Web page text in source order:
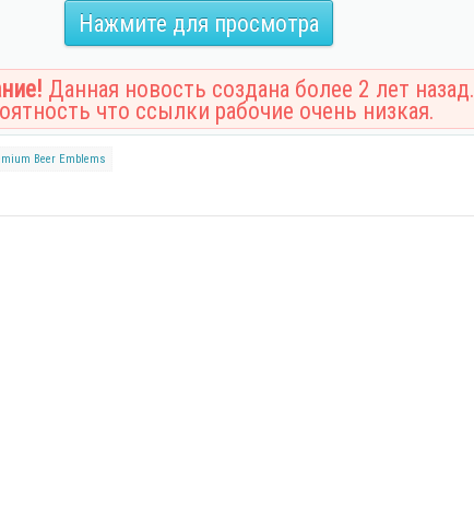
Нажмите для просмотра
Данная новость создана более 2 лет назад.
что ссылки рабочие очень низкая.
Beer Emblems